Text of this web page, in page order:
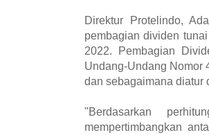
Direktur Protelindo,
pembagian dividen
2022. Pembagian
Undang-Undang Nomor
dan sebagaimana diatur
"Berdasarkan
mempertimbangkan